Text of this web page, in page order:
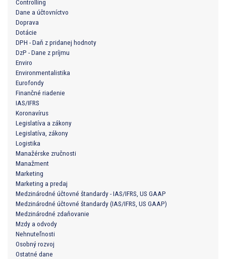
Controlling
Dane a účtovníctvo
Doprava
Dotácie
DPH - Daň z pridanej hodnoty
DzP - Dane z príjmu
Enviro
Environmentalistika
Eurofondy
Finančné riadenie
IAS/IFRS
Koronavírus
Legislatíva a zákony
Legislatíva, zákony
Logistika
Manažérske zručnosti
Manažment
Marketing
Marketing a predaj
Medzinárodné účtovné štandardy - IAS/IFRS, US GAAP
Medzinárodné účtovné štandardy (IAS/IFRS, US GAAP)
Medzinárodné zdaňovanie
Mzdy a odvody
Nehnuteľnosti
Osobný rozvoj
Ostatné dane